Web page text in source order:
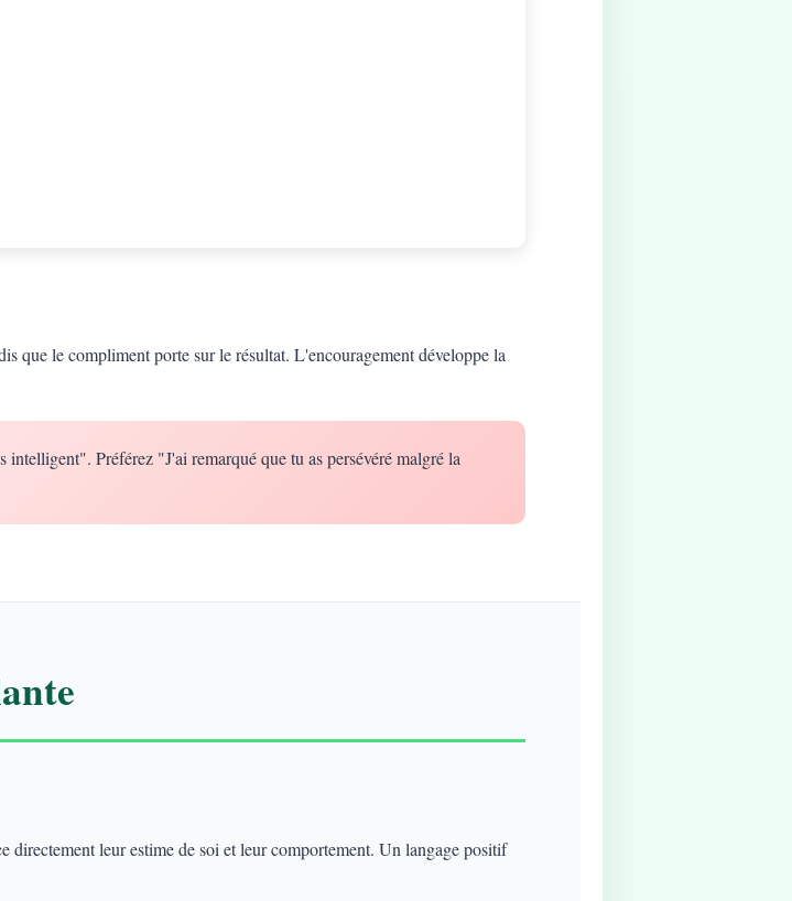
que le compliment porte sur le résultat. L'encouragement développe la
Préférez "J'ai remarqué que tu as persévéré malgré la
leur estime de soi et leur comportement. Un langage positif